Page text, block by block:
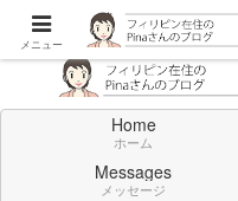
Don't think
Home
ホーム
Messages
メッセージ
メニュー